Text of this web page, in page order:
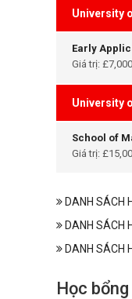
University
Early
Giá trị: £7,000
University
School of
Giá trị:
DANH SÁCH
DANH SÁCH
DANH SÁCH
Học